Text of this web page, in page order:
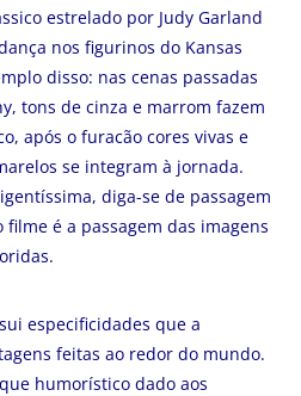
estrelado por Judy Garland
nos figurinos do Kansas
disso: nas cenas passadas
tons de cinza e marrom fazem
após o furacão cores vivas e
se integram à jornada.
diga-se de passagem
é a passagem das imagens
especificidades que a
feitas ao redor do mundo.
humorístico dado aos